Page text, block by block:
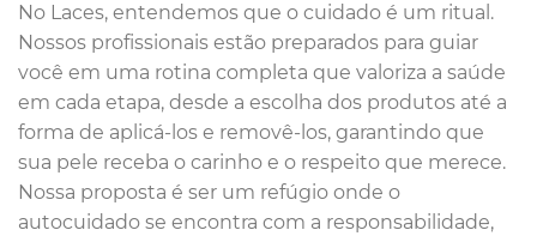
No Laces, entendemos que o cuidado é um ritual.
Nossos profissionais estão preparados para guiar
você em uma rotina completa que valoriza a saúde
em cada etapa, desde a escolha dos produtos até a
forma de aplicá-los e removê-los, garantindo que
sua pele receba o carinho e o respeito que merece.
Nossa proposta é ser um refúgio onde o
autocuidado se encontra com a responsabilidade,